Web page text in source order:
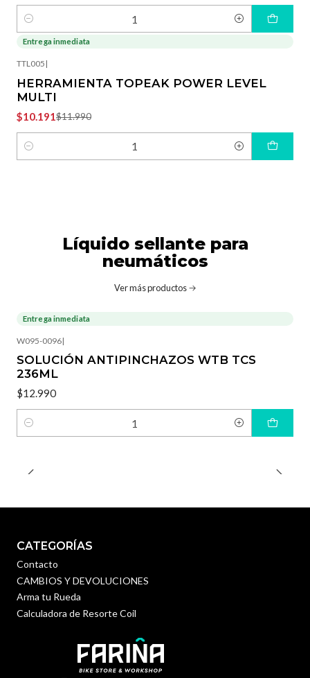
Cantidad
Entrega inmediata
TTL005 |
HERRAMIENTA TOPEAK POWER LEVEL
MULTI
$10.191$11.990
Cantidad
Líquido sellante para
neumáticos
Ver más productos
Entrega inmediata
W095-0096|
SOLUCIÓN ANTIPINCHAZOS WTB TCS
236ML
$12.990
Cantidad
CATEGORÍAS
Contacto
CAMBIOS Y DEVOLUCIONES
Arma tu Rueda
Calculadora de Resorte Coil